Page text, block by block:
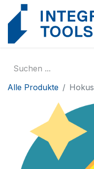
Alle Produkte
Cookie-Einstellungen